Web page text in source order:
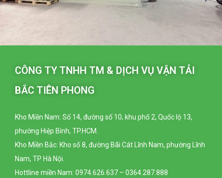
CÔNG TY TNHH TM & DỊCH VỤ VẬN TẢI
BẮC TIÊN PHONG
Kho Miền Nam: Số 14, đường số 10, khu phố 2, Quốc lộ 13,
phường Hiệp Bình, TP.HCM.
Kho Miền Bắc: Kho số 8, đường Bãi Cát Lĩnh Nam, phường Lĩnh
Nam, TP Hà Nội.
Hottline miền Nam: 0974.626.637 – 0364.287.888